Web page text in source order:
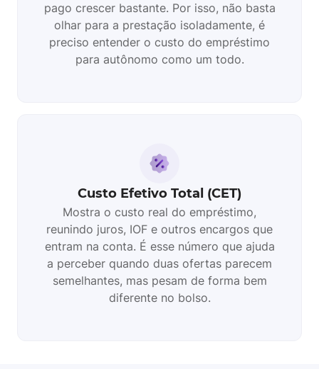
pago crescer bastante. Por isso, não basta
olhar para a prestação isoladamente, é
preciso entender o custo do empréstimo
para autônomo como um todo.
Custo Efetivo Total (CET)
Mostra o custo real do empréstimo,
reunindo juros, IOF e outros encargos que
entram na conta. É esse número que ajuda
a perceber quando duas ofertas parecem
semelhantes, mas pesam de forma bem
diferente no bolso.